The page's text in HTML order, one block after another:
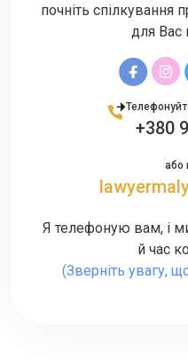
почніть спілкування
для
+380
або
Я телефоную вам, і
й час
(Зверніть увагу,